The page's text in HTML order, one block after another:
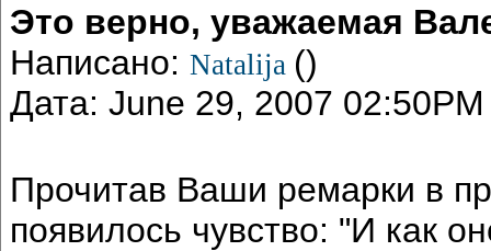
Это верно, уважаемая
Написано: Natalija ()
Дата: June 29, 2007 02:50PM
Прочитав Ваши ремарки в
появилось чувство: "И как